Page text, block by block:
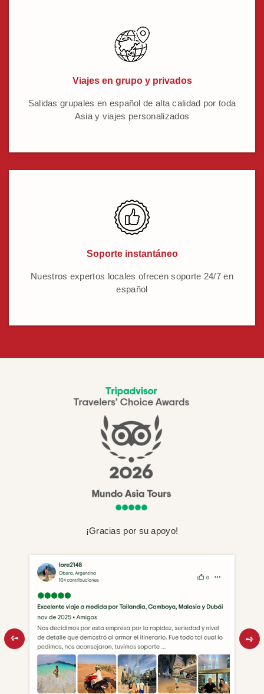
Viajes en grupo y privados
Salidas grupales en español de alta calidad por toda
Asia y viajes personalizados
Soporte instantáneo
Nuestros expertos locales ofrecen soporte 24/7 en
español
¡Gracias por su apoyo!